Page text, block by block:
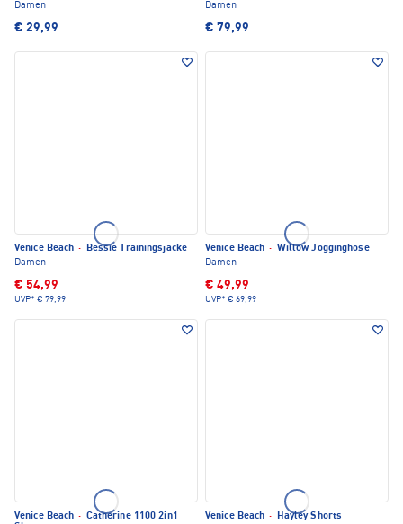
Damen
€ 29,99
Damen
€ 79,99
Venice Beach ·
Bessie Trainingsjacke
Damen
€ 54,99
UVP* € 79,99
Venice Beach · Willow Jogginghose
Damen
€ 49,99
UVP* € 69,99
Venice Beach · Catherine 1100 2in1
Venice Beach · Hayley Shorts